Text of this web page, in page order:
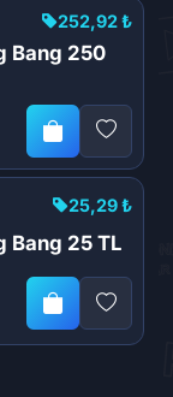
Bang 250
252,92 ₺
Bang 25 TL
25,29 ₺